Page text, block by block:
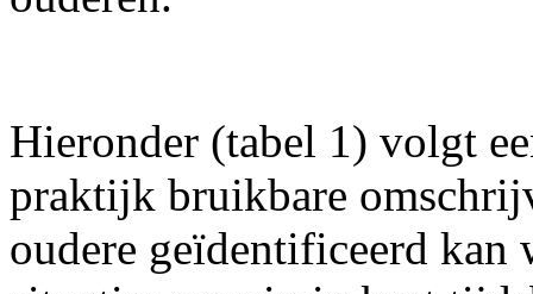
Hieronder (tabel 1) volgt
praktijk bruikbare
oudere geïdentificeerd